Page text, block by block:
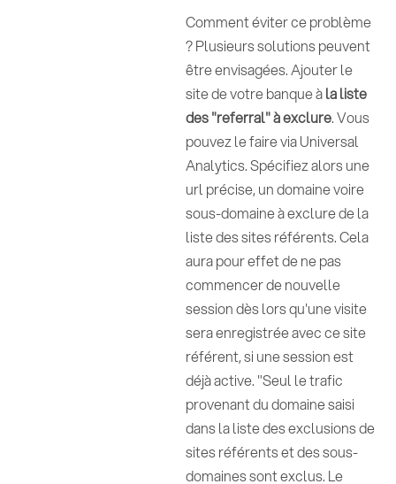
Comment éviter ce problème
? Plusieurs solutions peuvent
être envisagées. Ajouter le
site de votre banque àla liste
des "referral" à exclure. Vous
pouvez le faire via Universal
Analytics. Spécifiez alors une
url précise, un domaine voire
sous-domaine à exclure de la
liste des sites référents. Cela
aura pour effet de ne pas
commencer de nouvelle
session dès lors qu'une visite
sera enregistrée avec ce site
référent, si une session est
déjà active. "Seul le trafic
provenant du domaine saisi
dans la liste des exclusions de
sites référents et des sous-
domaines sont exclus. Le